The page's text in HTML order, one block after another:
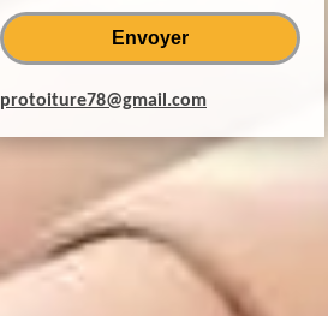
protoiture78@gmail.com